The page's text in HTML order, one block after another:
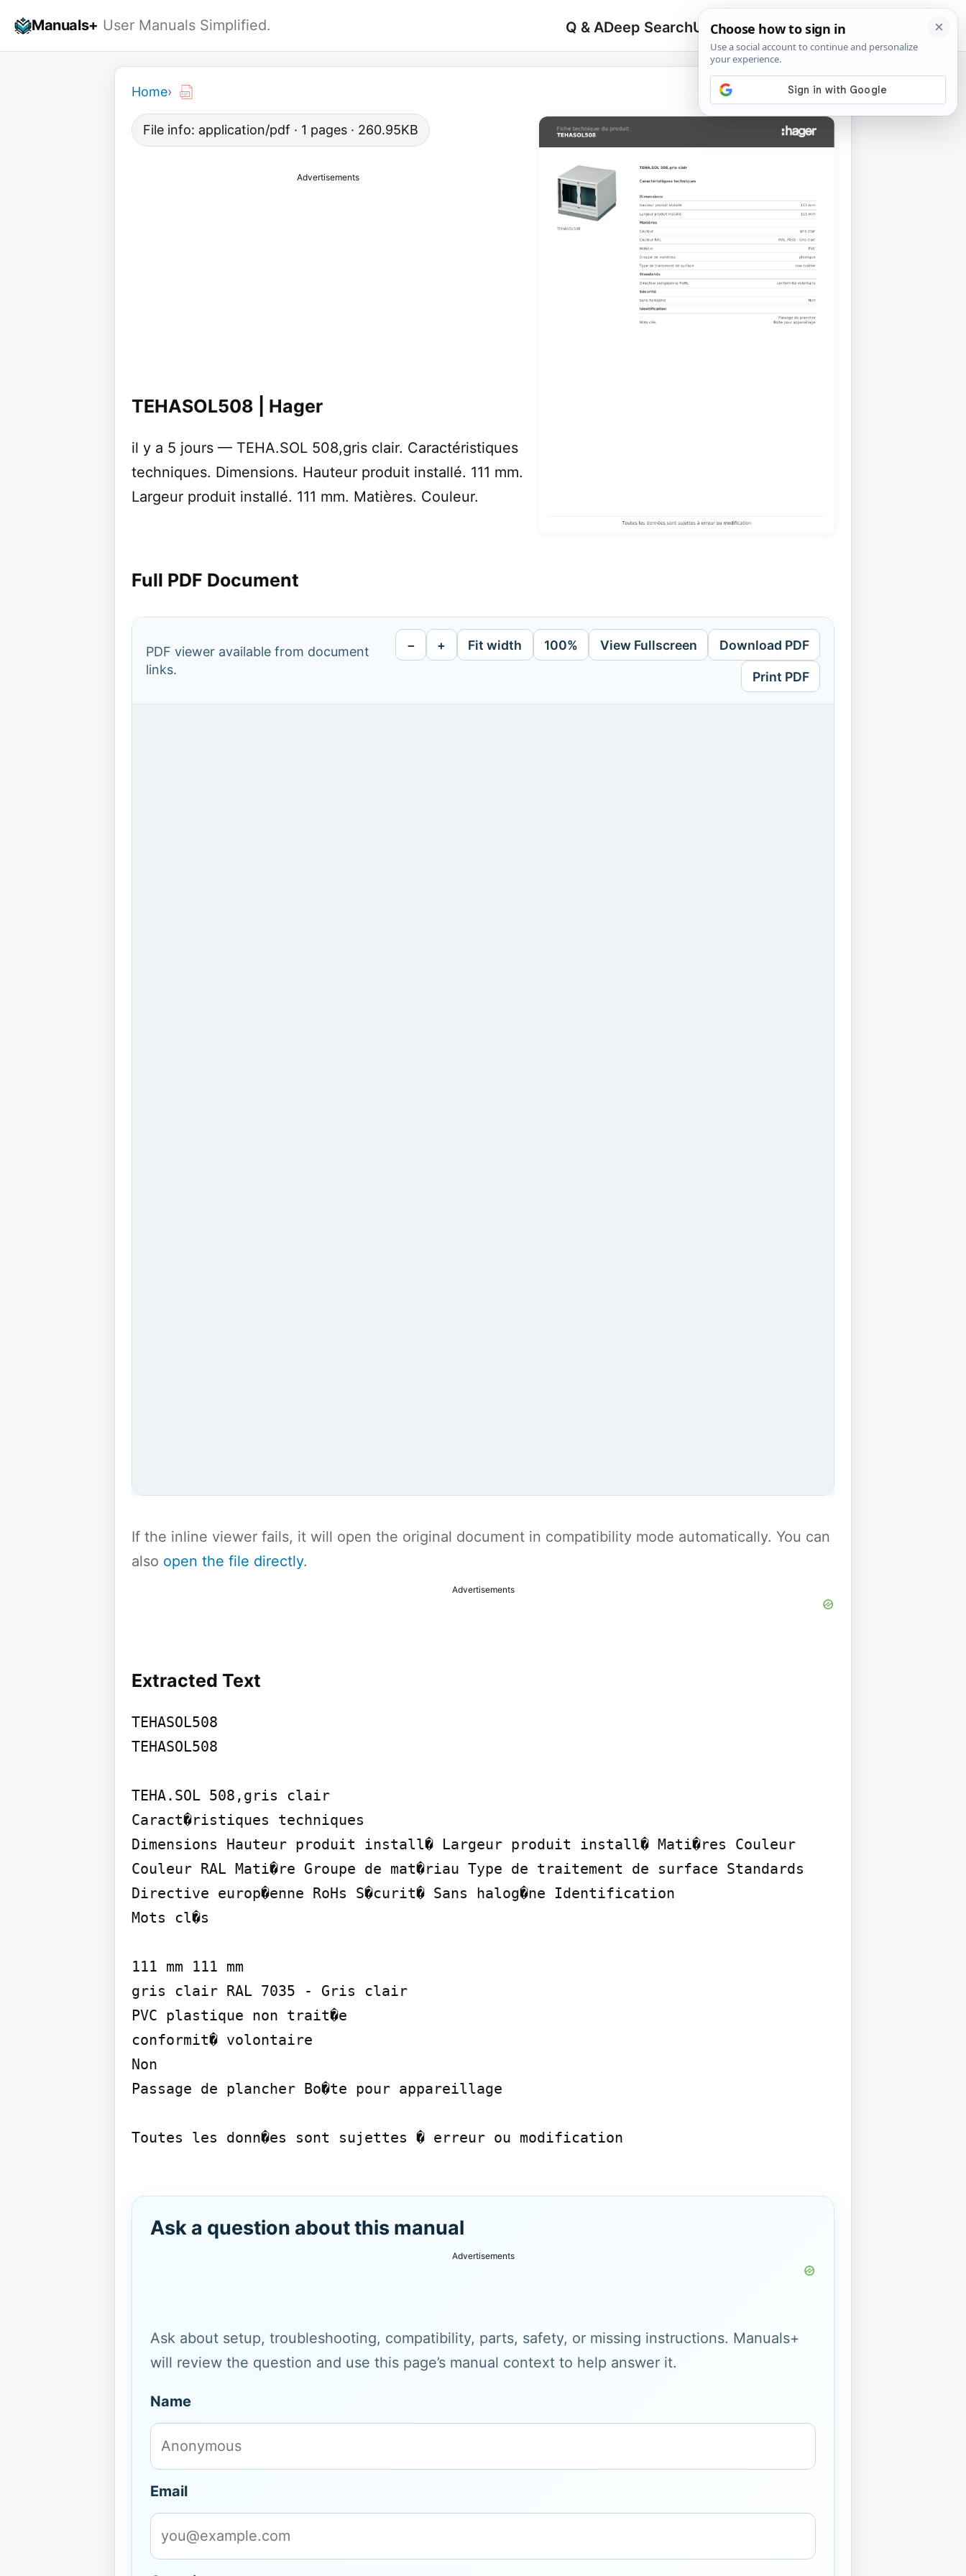
Manuals+ User Manuals Simplified. Q & ADeep SearchUpload
Search
for:
🔍
Home›
File info: application/pdf · 1 pages · 260.95KB
Advertisements
TEHASOL508 | Hager
il y a 5 jours — TEHA.SOL 508,gris clair. Caractéristiques
techniques. Dimensions. Hauteur produit installé. 111 mm.
Largeur produit installé. 111 mm. Matières. Couleur.
Full PDF Document
PDF viewer available from document
links.
− + Fit width 100% View Fullscreen Download PDF
Print PDF
If the inline viewer fails, it will open the original document in compatibility mode automatically. You can
also open the file directly.
Advertisements
Extracted Text
TEHASOL508
TEHASOL508
TEHA.SOL 508,gris clair
Caract�ristiques techniques
Dimensions Hauteur produit install� Largeur produit install� Mati�res Couleur
Couleur RAL Mati�re Groupe de mat�riau Type de traitement de surface Standards
Directive europ�enne RoHs S�curit� Sans halog�ne Identification
Mots cl�s
111 mm 111 mm
gris clair RAL 7035 - Gris clair
PVC plastique non trait�e
conformit� volontaire
Non
Passage de plancher Bo�te pour appareillage
Toutes les donn�es sont sujettes � erreur ou modification
Ask a question about this manual
Advertisements
Ask about setup, troubleshooting, compatibility, parts, safety, or missing instructions. Manuals+
will review the question and use this page’s manual context to help answer it.
Name
Email